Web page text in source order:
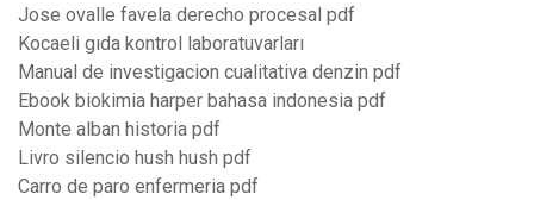
Jose ovalle favela derecho procesal pdf
Kocaeli gıda kontrol laboratuvarları
Manual de investigacion cualitativa denzin pdf
Ebook biokimia harper bahasa indonesia pdf
Monte alban historia pdf
Livro silencio hush hush pdf
Carro de paro enfermeria pdf